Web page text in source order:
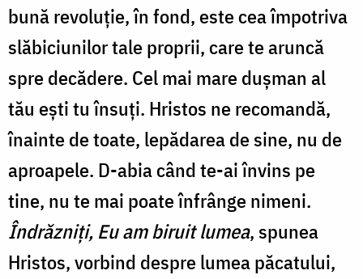
bună revoluţie, în fond, este cea împotriva
slăbiciunilor tale proprii, care te aruncă
spre decădere. Cel mai mare duşman al
tău eşti tu însuţi. Hristos ne recomandă,
înainte de toate, lepădarea de sine, nu de
aproapele. D-abia când te-ai învins pe
tine, nu te mai poate înfrânge nimeni.
Îndrăzniţi, Eu am biruit lumea, spunea
Hristos, vorbind despre lumea păcatului,